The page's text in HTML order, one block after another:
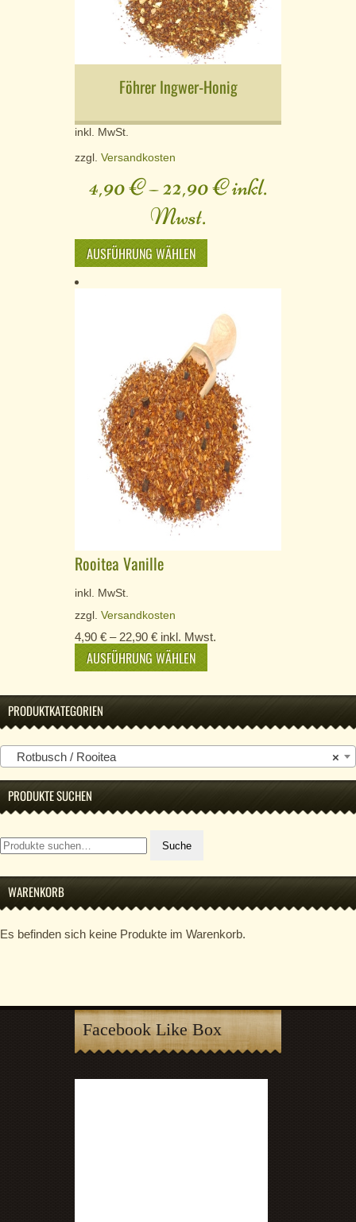
Föhrer Ingwer-Honig
inkl. MwSt.
zzgl. Versandkosten
4,90€–22,90€inkl.
Mwst.
AUSFÜHRUNG WÄHLEN
Rooitea Vanille
inkl. MwSt.
zzgl. Versandkosten
4,90 € – 22,90 € inkl. Mwst.
AUSFÜHRUNG WÄHLEN
PRODUKTKATEGORIEN
×
Rotbusch / Rooitea
PRODUKTE SUCHEN
Suche
nach:
Suche
WARENKORB
Es befinden sich keine Produkte im Warenkorb.
Facebook Like Box